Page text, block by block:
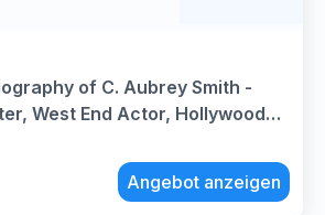
of C. Aubrey Smith -
West End Actor, Hollywood
Angebot anzeigen